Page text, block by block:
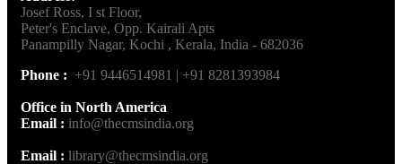
Josef Ross, I st Floor,
Peter's Enclave, Opp. Kairali Apts
Panampilly Nagar, Kochi , Kerala, India - 682036
Phone : +91 9446514981 | +91 8281393984
Office in North America
Email : info@thecmsindia.org
Email : library@thecmsindia.org